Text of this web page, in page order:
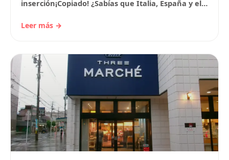
inserción¡Copiado! ¿Sabías que Italia, España y el
los viajeros…
Leer más →